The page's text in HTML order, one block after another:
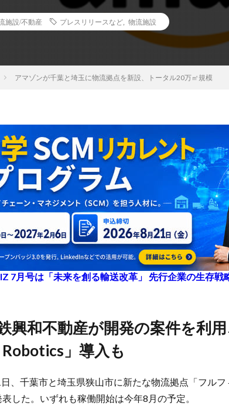
施設/不動産 プレスリリースなど 物流施設
アマゾンが千葉と埼玉に物流拠点を新設、トータル20万㎡規模
7月号は「未来を創る輸送改革」 先行企業の生存戦
」導入も
、千葉市と埼玉県狭山市に新たな物流拠点「フル
表した。いずれも稼働開始は今年8月の予定。